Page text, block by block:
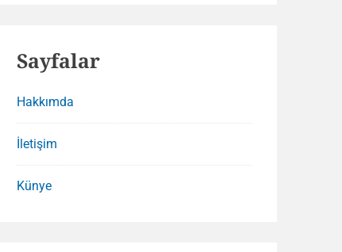
Sayfalar
Hakkımda
İletişim
Künye